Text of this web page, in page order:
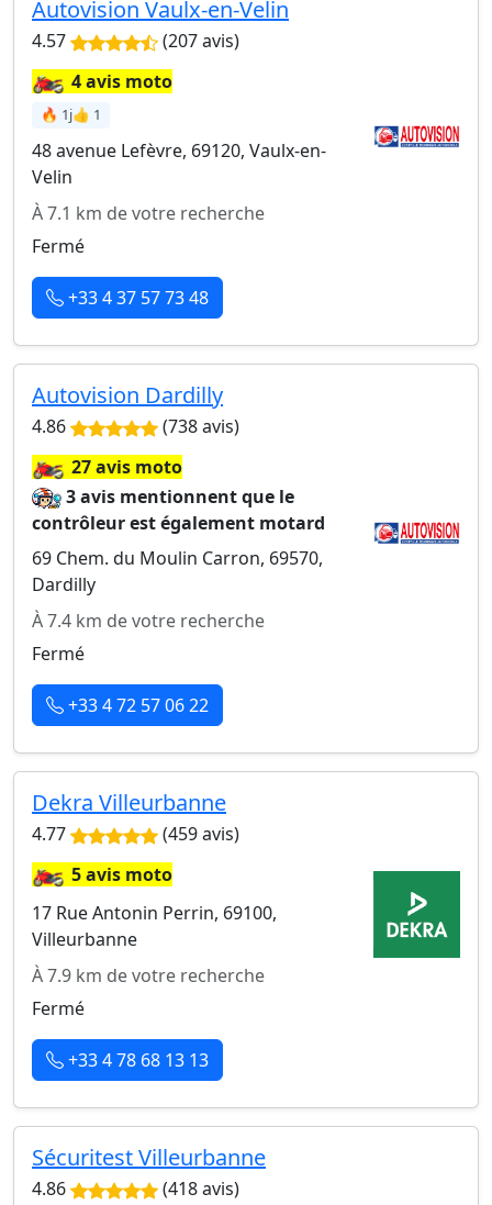
Autovision Vaulx-en-Velin
4.57 (207 avis)
🏍️4 avis moto
🔥 1j👍 1
48 avenue Lefèvre, 69120, Vaulx-en-
Velin
À 7.1 km de votre recherche
Fermé
+33 4 37 57 73 48
Autovision Dardilly
4.86 (738 avis)
🏍️27 avis moto
3 avis mentionnent que le
contrôleur est également motard
69 Chem. du Moulin Carron, 69570,
Dardilly
À 7.4 km de votre recherche
Fermé
+33 4 72 57 06 22
Dekra Villeurbanne
4.77 (459 avis)
🏍️5 avis moto
17 Rue Antonin Perrin, 69100,
Villeurbanne
À 7.9 km de votre recherche
Fermé
+33 4 78 68 13 13
Sécuritest Villeurbanne
4.86 (418 avis)